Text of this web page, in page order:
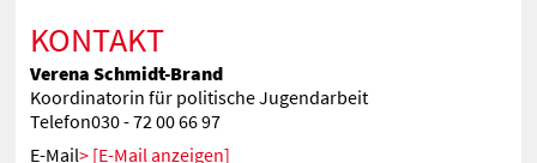
KONTAKT
Verena Schmidt-Brand
Koordinatorin für politische Jugendarbeit
Telefon030 - 72 00 66 97
E-Mail [E-Mail anzeigen]